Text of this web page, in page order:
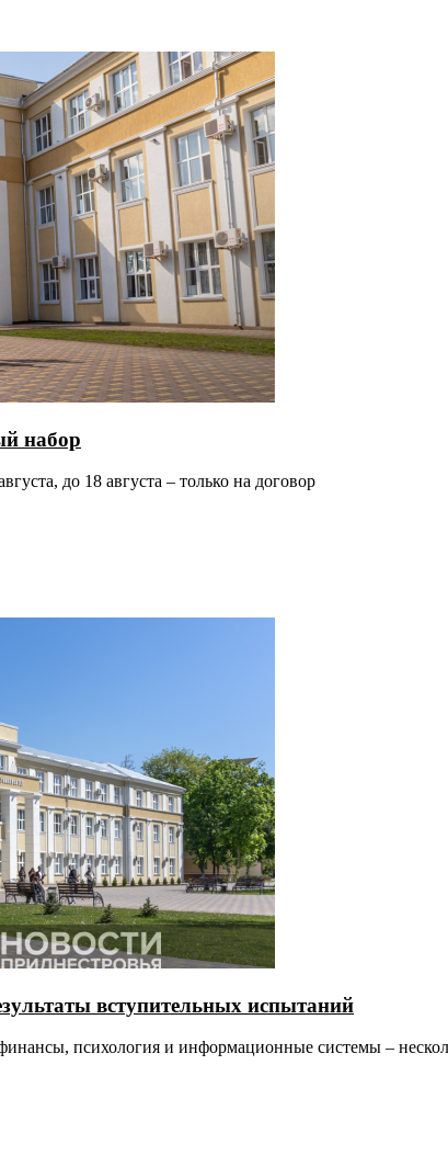
набор
до 18 августа – только на договор
вступительных испытаний
психология и информационные системы –